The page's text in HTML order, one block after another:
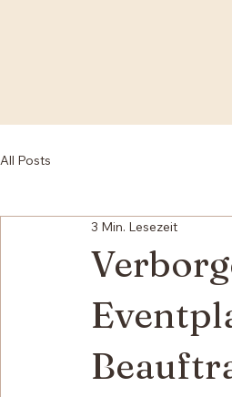
All Posts
3 Min. Lesezeit